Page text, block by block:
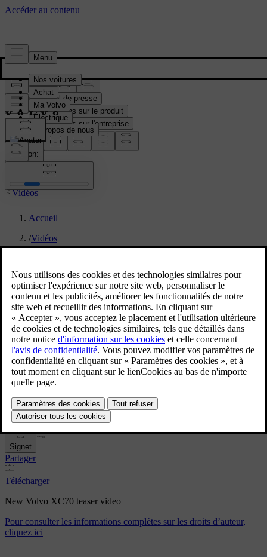
Média & Presse
Matériel de presse
Informations sur le produit
Informations sur l'entreprise
Contacts médias
location:
BE
Vidéos
Accueil
/Vidéos
New Volvo XC70 teaser video
5/7/2025
Signet
Partager
Télécharger
New Volvo XC70 teaser video
Pour consulter les informations complètes sur les droits d’auteur,
cliquez ici